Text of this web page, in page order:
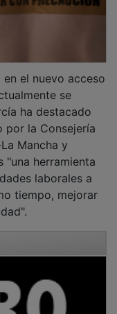
se
ha destacado
la Consejería
Mancha y
herramienta
laborales a
tiempo, mejorar